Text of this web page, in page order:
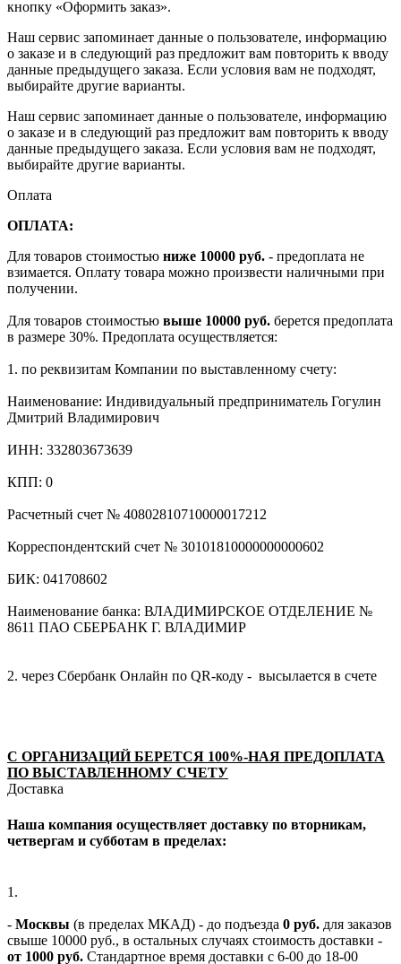
кнопку «Оформить заказ».
Наш сервис запоминает данные о пользователе, информацию
о заказе и в следующий раз предложит вам повторить к вводу
данные предыдущего заказа. Если условия вам не подходят,
выбирайте другие варианты.
Наш сервис запоминает данные о пользователе, информацию
о заказе и в следующий раз предложит вам повторить к вводу
данные предыдущего заказа. Если условия вам не подходят,
выбирайте другие варианты.
Оплата
ОПЛАТА:
Для товаров стоимостью ниже 10000 руб. - предоплата не
взимается. Оплату товара можно произвести наличными при
получении.
Для товаров стоимостью выше 10000 руб. берется предоплата
в размере 30%. Предоплата осуществляется:
1. по реквизитам Компании по выставленному счету:
Наименование: Индивидуальный предприниматель Гогулин
Дмитрий Владимирович
ИНН: 332803673639
КПП: 0
Расчетный счет № 40802810710000017212
Корреспондентский счет № 30101810000000000602
БИК: 041708602
Наименование банка: ВЛАДИМИРСКОЕ ОТДЕЛЕНИЕ №
8611 ПАО СБЕРБАНК Г. ВЛАДИМИР
2. через Сбербанк Онлайн по QR-коду - высылается в счете
С ОРГАНИЗАЦИЙ БЕРЕТСЯ 100%-НАЯ ПРЕДОПЛАТА
ПО ВЫСТАВЛЕННОМУ СЧЕТУ
Доставка
Наша компания осуществляет доставку по вторникам,
четвергам и субботам в пределах:
1.
- Москвы (в пределах МКАД) - до подъезда 0 руб. для заказов
свыше 10000 руб., в остальных случаях стоимость доставки -
от 1000 руб. Стандартное время доставки с 6-00 до 18-00